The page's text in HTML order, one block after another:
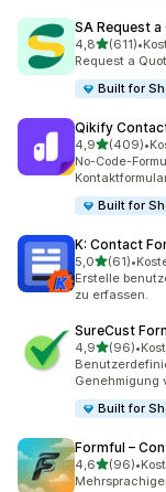
SA Request
4,8von 5
(611)
611 •
Request a
Built for
Qikify
4,9von 5(409)
409 •
No-Code-
Built for
K: Contact
5,0von 5
(61)
61 •
Erstelle
zu erfassen.
SureCust
4,9von 5
(96)
96 •
Genehmigung
Built for
Formful –
4,6von 5
(96)
96 •